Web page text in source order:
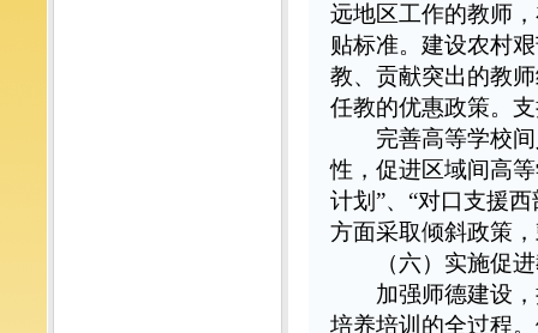
远地区工作的教师
贴标准。建设农村
教、贡献突出的教
任教的优惠政策。
完善高等学校间
性，促进区域间高
计划”、“对口支援
方面采取倾斜政策
（六）实施促
加强师德建设，
培养培训的全过程